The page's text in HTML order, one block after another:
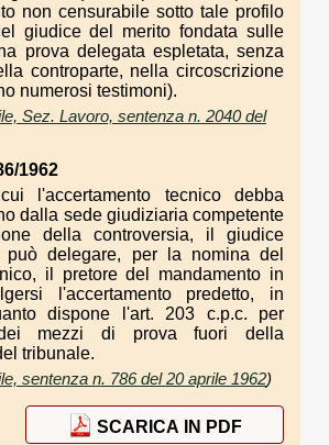
non censurabile sotto tale profilo
giudice del merito fondata sulle
prova delegata espletata, senza
controparte, nella circoscrizione
numerosi testimoni).
Sez. Lavoro, sentenza n. 2040 del
1962
l'accertamento tecnico debba
dalla sede giudiziaria competente
della controversia, il giudice
può delegare, per la nomina del
il pretore del mandamento in
l'accertamento predetto, in
dispone l'art. 203 c.p.c. per
dei mezzi di prova fuori della
tribunale.
sentenza n. 786 del 20 aprile 1962)
SCARICA IN PDF